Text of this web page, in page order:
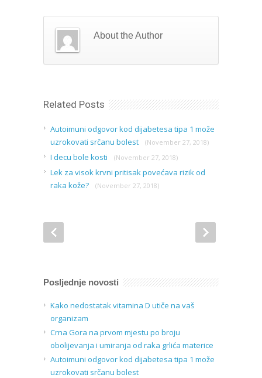
About the Author
Related Posts
Autoimuni odgovor kod dijabetesa tipa 1 može
uzrokovati srčanu bolest
(November 27, 2018)
I decu bole kosti (November 27, 2018)
Lek za visok krvni pritisak povećava rizik od
raka kože?
(November 27, 2018)
Posljednje novosti
Kako nedostatak vitamina D utiče na vaš
organizam
Crna Gora na prvom mjestu po broju
obolijevanja i umiranja od raka grlića materice
Autoimuni odgovor kod dijabetesa tipa 1 može
uzrokovati srčanu bolest